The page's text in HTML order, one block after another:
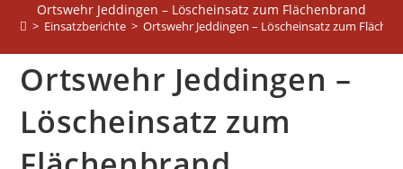
Ortswehr Jeddingen – Löscheinsatz zum Flächenbrand
> Einsatzberichte > Ortswehr Jeddingen – Löscheinsatz zum
Ortswehr Jeddingen –
Löscheinsatz zum